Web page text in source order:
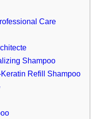
Care
Shampoo
Keratin Refill Shampoo